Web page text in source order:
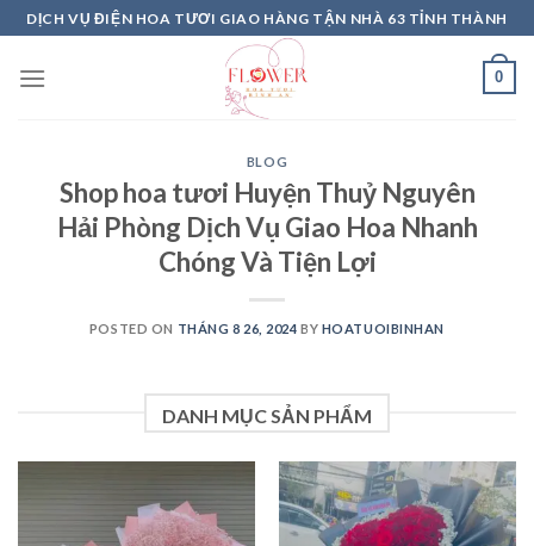
Skip
to
content
DỊCH VỤ ĐIỆN HOA TƯƠI GIAO HÀNG TẬN NHÀ 63 TỈNH THÀNH
0
BLOG
Shop hoa tươi Huyện Thuỷ Nguyên
Hải Phòng Dịch Vụ Giao Hoa Nhanh
Chóng Và Tiện Lợi
POSTED ON THÁNG 8 26, 2024 BY HOATUOIBINHAN
DANH MỤC SẢN PHẨM